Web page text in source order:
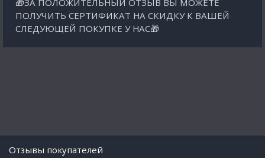
🎁ЗА ПОЛОЖИТЕЛЬНЫЙ ОТЗЫВ ВЫ МОЖЕТЕ
ПОЛУЧИТЬ СЕРТИФИКАТ НА СКИДКУ К ВАШЕЙ
СЛЕДУЮЩЕЙ ПОКУПКЕ У НАС🎁
Отзывы покупателей